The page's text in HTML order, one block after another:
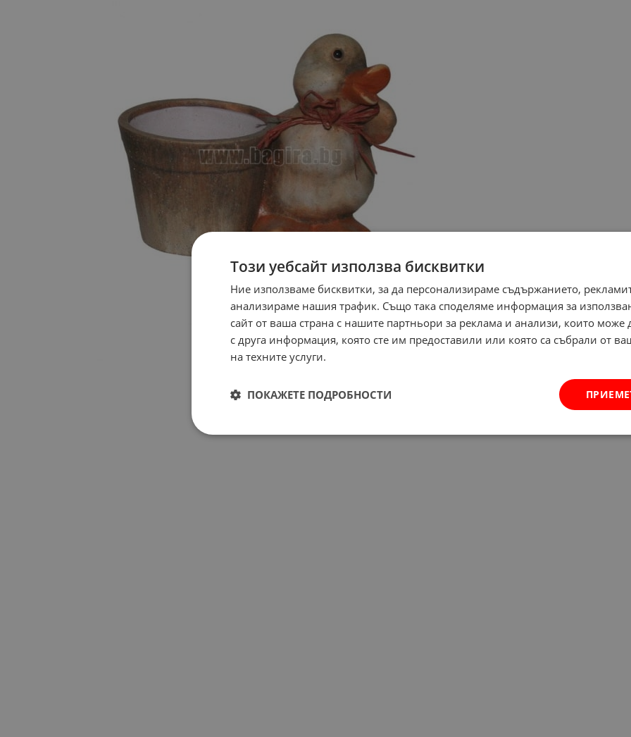
Този уебсайт използва бисквитки
Ние използваме бисквитки, за да персонализираме съдържанието,
анализираме нашия трафик. Също така споделяме информация за
сайт от ваша страна с нашите партньори за реклама и анализи, които може
с друга информация, която сте им предоставили или която са събрали от
на техните услуги.
ПОКАЖЕТЕ ПОДРОБНОСТИ